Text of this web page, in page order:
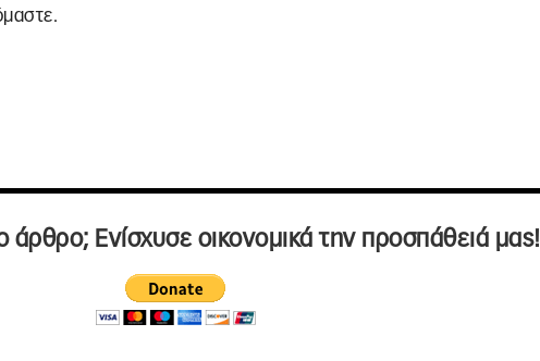
άρθρο; Ενίσχυσε οικονομικά την προσπάθειά μας!